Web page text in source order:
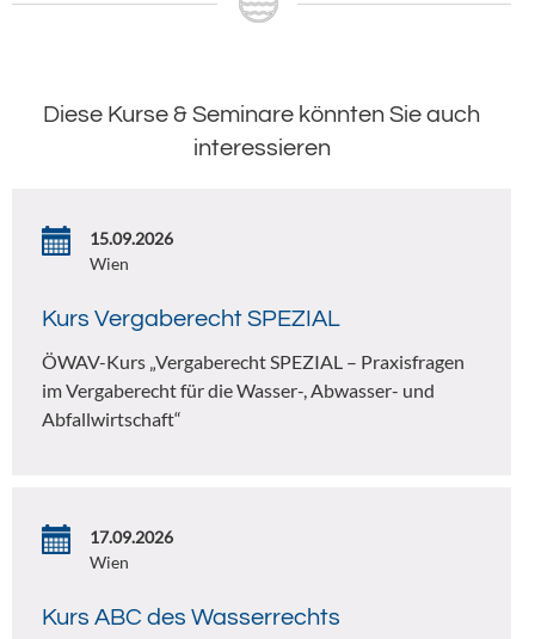
Diese Kurse & Seminare könnten Sie auch
interessieren
15.09.2026
Wien
Kurs Vergaberecht SPEZIAL
ÖWAV-Kurs „Vergaberecht SPEZIAL – Praxisfragen
im Vergaberecht für die Wasser-, Abwasser- und
Abfallwirtschaft“
17.09.2026
Wien
Kurs ABC des Wasserrechts